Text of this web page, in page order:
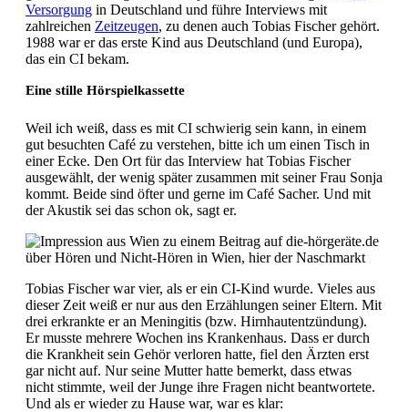
Versorgung in Deutschland und führe Interviews mit
zahlreichen Zeitzeugen, zu denen auch Tobias Fischer gehört.
1988 war er das erste Kind aus Deutschland (und Europa),
das ein CI bekam.
Eine stille Hörspielkassette
Weil ich weiß, dass es mit CI schwierig sein kann, in einem
gut besuchten Café zu verstehen, bitte ich um einen Tisch in
einer Ecke. Den Ort für das Interview hat Tobias Fischer
ausgewählt, der wenig später zusammen mit seiner Frau Sonja
kommt. Beide sind öfter und gerne im Café Sacher. Und mit
der Akustik sei das schon ok, sagt er.
Tobias Fischer war vier, als er ein CI-Kind wurde. Vieles aus
dieser Zeit weiß er nur aus den Erzählungen seiner Eltern. Mit
drei erkrankte er an Meningitis (bzw. Hirnhautentzündung).
Er musste mehrere Wochen ins Krankenhaus. Dass er durch
die Krankheit sein Gehör verloren hatte, fiel den Ärzten erst
gar nicht auf. Nur seine Mutter hatte bemerkt, dass etwas
nicht stimmte, weil der Junge ihre Fragen nicht beantwortete.
Und als er wieder zu Hause war, war es klar: